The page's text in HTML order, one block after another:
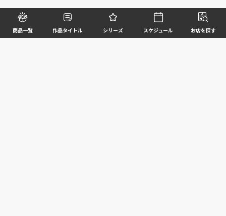
商品一覧 作品タイトル シリーズ スケジュール お店を探す